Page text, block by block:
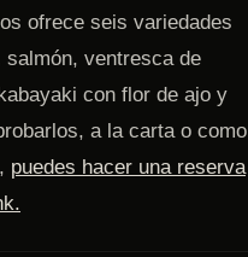
ofrece seis variedades
ventresca de
con flor de ajo y
a la carta o como
, puedes hacer una reserva